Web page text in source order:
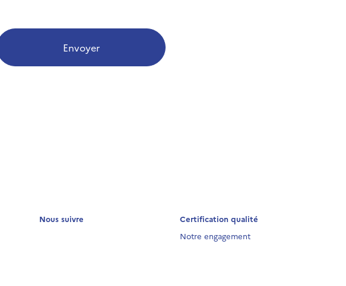
Envoyer
Nous suivre
Certification qualité
Notre engagement